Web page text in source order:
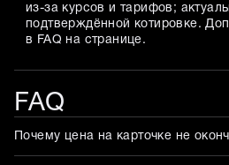
из-за курсов и тарифов;
подтверждённой котировке.
в FAQ на странице.
FAQ
Почему цена на карточке не